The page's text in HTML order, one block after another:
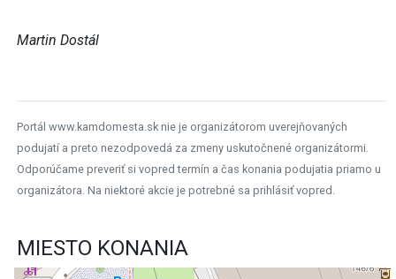
Martin Dostál
Portál www.kamdomesta.sk nie je organizátorom uverejňovaných
podujatí a preto nezodpovedá za zmeny uskutočnené organizátormi.
Odporúčame preveriť si vopred termín a čas konania podujatia priamo u
organizátora. Na niektoré akcie je potrebné sa prihlásiť vopred.
MIESTO KONANIA